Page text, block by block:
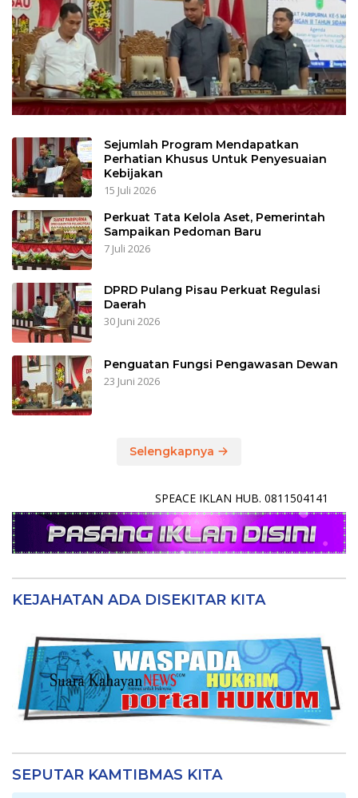
Sejumlah Program Mendapatkan
Perhatian Khusus Untuk Penyesuaian
Kebijakan
15 Juli 2026
Perkuat Tata Kelola Aset, Pemerintah
Sampaikan Pedoman Baru
7 Juli 2026
DPRD Pulang Pisau Perkuat Regulasi
Daerah
30 Juni 2026
Penguatan Fungsi Pengawasan Dewan
23 Juni 2026
Selengkapnya
SPEACE IKLAN HUB. 0811504141
KEJAHATAN ADA DISEKITAR KITA
SEPUTAR KAMTIBMAS KITA